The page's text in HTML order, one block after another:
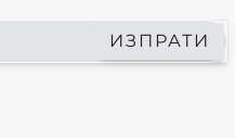
ИЗПРАТИ